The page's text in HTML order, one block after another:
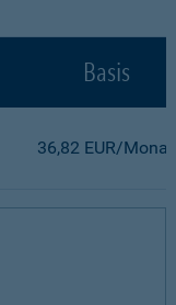
Basis
36,82 EUR/Monat